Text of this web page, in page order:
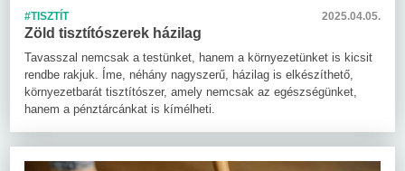
#TISZTÍT 2025.04.05.
Zöld tisztítószerek házilag
Tavasszal nemcsak a testünket, hanem a környezetünket is kicsit
rendbe rakjuk. Íme, néhány nagyszerű, házilag is elkészíthető,
környezetbarát tisztítószer, amely nemcsak az egészségünket,
hanem a pénztárcánkat is kímélheti.